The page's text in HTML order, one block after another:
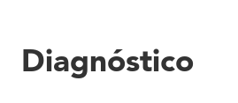
Diagnóstico